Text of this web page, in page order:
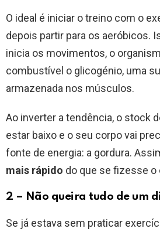
O ideal é iniciar o treino com o
depois partir para os aeróbicos.
inicia os movimentos, o
combustível o glicogénio, uma
armazenada nos músculos.
Ao inverter a tendência, o stock
estar baixo e o seu corpo vai
fonte de energia: a gordura.
mais rápido do que se fizesse o
2 – Não queira tudo de um
Se já estava sem praticar